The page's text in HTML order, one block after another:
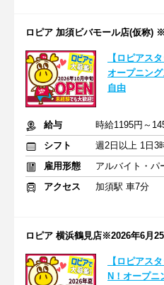
ロピア 加須ビバモール店(仮称)
【ロピアス
オープニン
自由
給与
シフト
週2日以上 1日3
雇用形態
アルバイト・パ
アクセス
加須駅 車7分
ロピア 横浜鶴見店※2026年6月
【ロピアス
N！オープニ